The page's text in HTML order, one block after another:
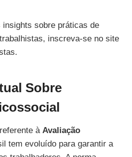
insights sobre práticas de
inscreva-se no site
Sobre
à Avaliação
tem evoluído para garantir a